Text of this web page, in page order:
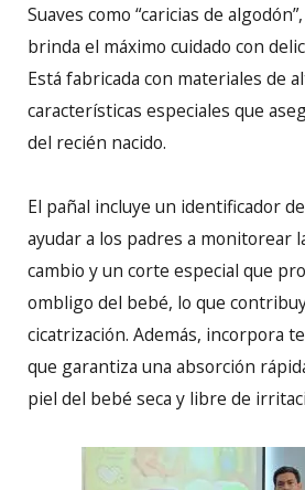
Suaves como “caricias de
brinda el máximo cuidado con
Está fabricada con materiales de
características especiales que
del recién nacido.
El pañal incluye un identificador
ayudar a los padres a monitorear
cambio y un corte especial que
ombligo del bebé, lo que
cicatrización. Además, incorpora
que garantiza una absorción
piel del bebé seca y libre de